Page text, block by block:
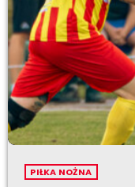
PIŁKA NOŻNA